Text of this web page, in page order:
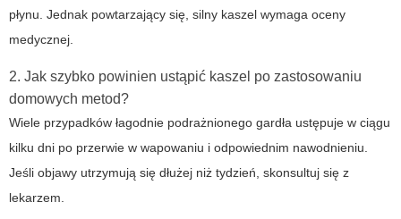
płynu. Jednak powtarzający się, silny kaszel wymaga oceny
medycznej.
2. Jak szybko powinien ustąpić kaszel po zastosowaniu
domowych metod?
Wiele przypadków łagodnie podrażnionego gardła ustępuje w ciągu
kilku dni po przerwie w wapowaniu i odpowiednim nawodnieniu.
Jeśli objawy utrzymują się dłużej niż tydzień, skonsultuj się z
lekarzem.